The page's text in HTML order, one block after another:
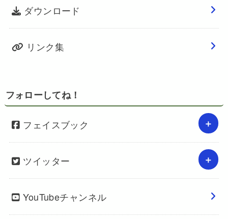
ダウンロード
リンク集
フォローしてね！
フェイスブック
ツイッター
YouTubeチャンネル